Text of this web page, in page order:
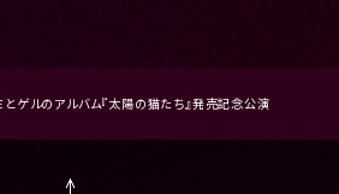
とゲルのアルバム『太陽の猫たち』発売記念公演